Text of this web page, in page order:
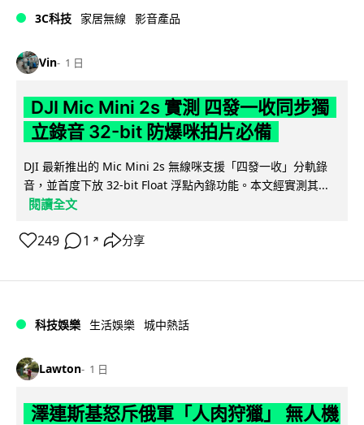
3C科技 家居無線 影音產品
Vin 1 日
DJI Mic Mini 2s 實測 四發一收同步獨
立錄音 32-bit 防爆咪拍片必備
DJI 最新推出的 Mic Mini 2s 無線咪支援「四發一收」分軌錄
音，並首度下放 32-bit Float 浮點內錄功能。本文經實測其...
閱讀全文
249 1 ↗ 分享
科技娛樂 生活娛樂 城中熱話
Lawton 1 日
澤連斯基怒斥俄軍「人肉狩獵」 無人機